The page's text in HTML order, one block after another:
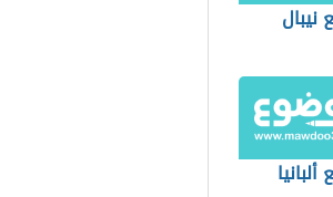
نيبال